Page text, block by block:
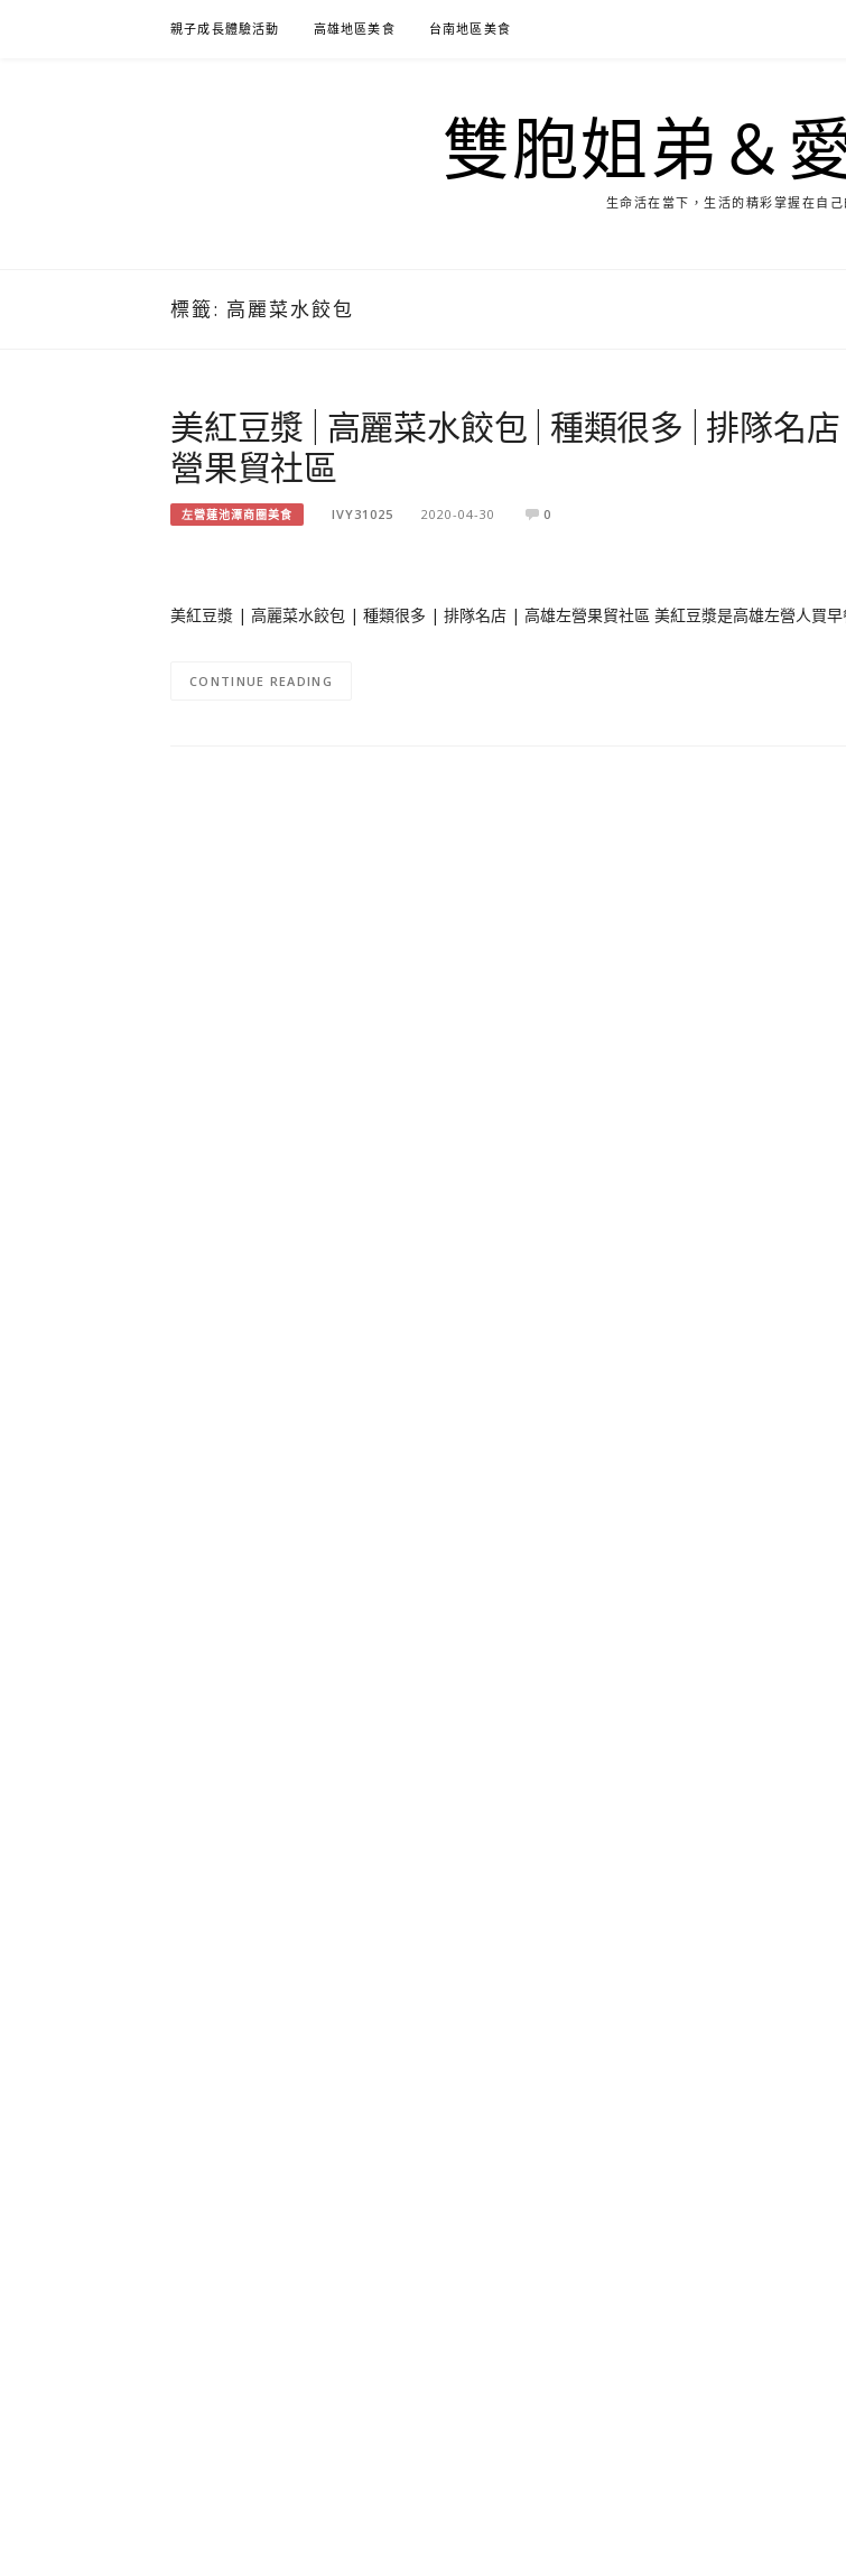
親子成長體驗活動 高雄地區美食 台南地區美食
雙胞姐弟＆
生命活在當下，生活的精彩掌握在自己
標籤: 高麗菜水餃包
美紅豆漿 | 高麗菜水餃包 | 種類很多 | 排隊名
營果貿社區
左營蓮池潭商圈美食 IVY31025 2020-04-30 0
美紅豆漿 | 高麗菜水餃包 | 種類很多 | 排隊名店 | 高雄左營果貿社區 美紅豆漿是高雄左營人買
CONTINUE READING